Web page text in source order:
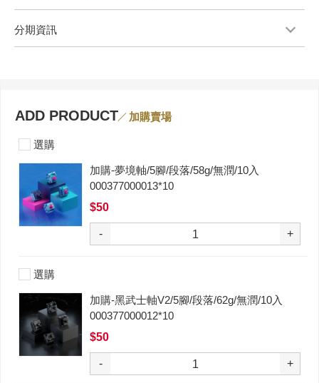
分期資訊
ADD PRODUCT 加購賣場
選購
加購-夢境軸/5腳/段落/58g/無潤/10入
000377000013*10
$50
- +
選購
加購-黑武士軸V2/5腳/段落/62g/無潤/10入
000377000012*10
$50
- +